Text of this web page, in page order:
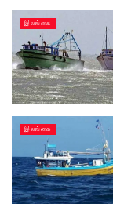
இலங்கை
இலங்கை